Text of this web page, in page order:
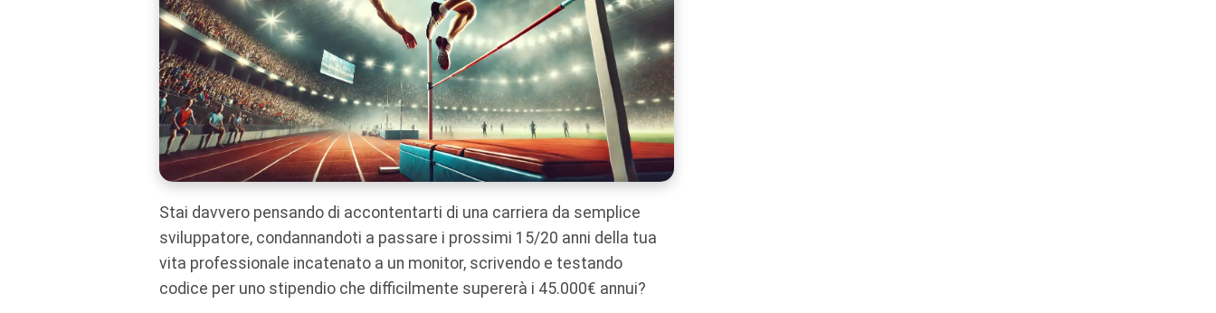
Stai davvero pensando di accontentarti di una carriera da semplice
sviluppatore, condannandoti a passare i prossimi 15/20 anni della tua
vita professionale incatenato a un monitor, scrivendo e testando
codice per uno stipendio che difficilmente supererà i 45.000€ annui?